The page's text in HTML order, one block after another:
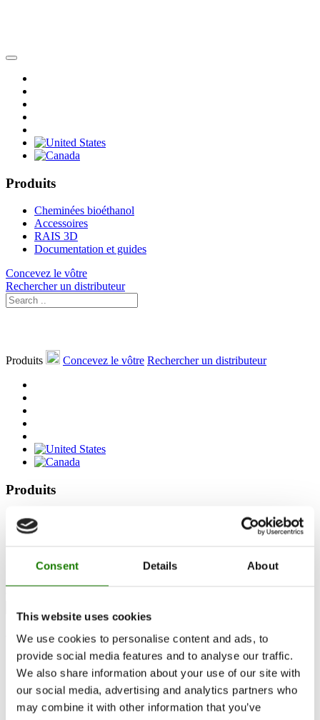
Consent Details About
This website uses cookies
We use cookies to personalise content and ads, to
provide social media features and to analyse our traffic.
We also share information about your use of our site with
our social media, advertising and analytics partners who
may combine it with other information that you’ve
Produits
Cheminées bioéthanol
Accessoires
RAIS 3D
Documentation et guides
Concevez le vôtre
Rechercher un distributeur
Produits Concevez le vôtre Rechercher un distributeur
Produits
Cheminées bioéthanol
Accessoires
Viva L 100 Bio
Documentation et guides
Documentation
Cheminées bioéthanol
Viva L 100 Bio